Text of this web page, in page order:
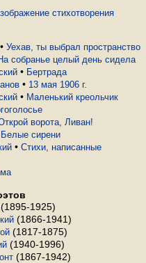
стихотворения
• Уехав, ты выбрал пространство
собранье целый день сидела
• Бертрада
• 13 мая 1906 г.
• Маленький креольчик
ворота, Ливан!
Белые сирени
• Стихи, написанные
(1895-1925)
(1866-1941)
(1817-1875)
(1940-1996)
(1867-1942)